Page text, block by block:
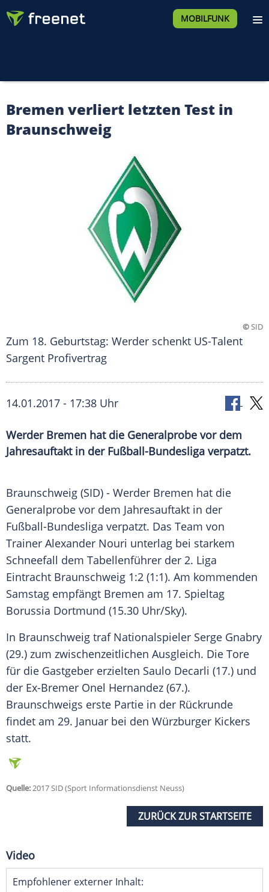
MOBILFUNK
Bremen verliert letzten Test in
Braunschweig
©SID
Zum 18. Geburtstag: Werder schenkt US-Talent
Sargent Profivertrag
14.01.2017 - 17:38 Uhr
Werder Bremen hat die Generalprobe vor dem
Jahresauftakt in der Fußball-Bundesliga verpatzt.
Braunschweig (SID) - Werder Bremen hat die
Generalprobe vor dem Jahresauftakt in der
Fußball-Bundesliga verpatzt. Das Team von
Trainer Alexander Nouri unterlag bei starkem
Schneefall dem Tabellenführer der 2. Liga
Eintracht Braunschweig 1:2 (1:1). Am kommenden
Samstag empfängt Bremen am 17. Spieltag
Borussia Dortmund (15.30 Uhr/Sky).
In Braunschweig traf Nationalspieler Serge Gnabry
(29.) zum zwischenzeitlichen Ausgleich. Die Tore
für die Gastgeber erzielten Saulo Decarli (17.) und
der Ex-Bremer Onel Hernandez (67.).
Braunschweigs erste Partie in der Rückrunde
findet am 29. Januar bei den Würzburger Kickers
statt.
Quelle:2017 SID (Sport Informationsdienst Neuss)
ZURÜCK ZUR STARTSEITE
Video
Empfohlener externer Inhalt: